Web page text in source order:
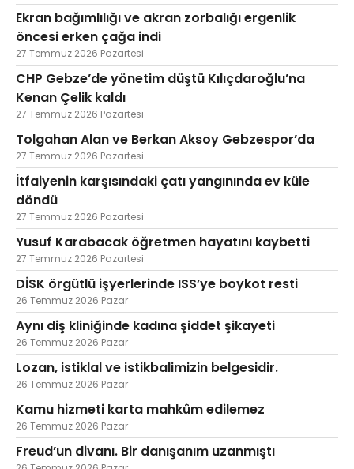
Ekran bağımlılığı ve akran zorbalığı ergenlik
öncesi erken çağa indi
27 Temmuz 2026 Pazartesi
CHP Gebze’de yönetim düştü Kılıçdaroğlu’na
Kenan Çelik kaldı
27 Temmuz 2026 Pazartesi
Tolgahan Alan ve Berkan Aksoy Gebzespor’da
27 Temmuz 2026 Pazartesi
İtfaiyenin karşısındaki çatı yangınında ev küle
döndü
27 Temmuz 2026 Pazartesi
Yusuf Karabacak öğretmen hayatını kaybetti
27 Temmuz 2026 Pazartesi
DİSK örgütlü işyerlerinde ISS’ye boykot resti
26 Temmuz 2026 Pazar
Aynı diş kliniğinde kadına şiddet şikayeti
26 Temmuz 2026 Pazar
Lozan, istiklal ve istikbalimizin belgesidir.
26 Temmuz 2026 Pazar
Kamu hizmeti karta mahkûm edilemez
26 Temmuz 2026 Pazar
Freud’un divanı. Bir danışanım uzanmıştı